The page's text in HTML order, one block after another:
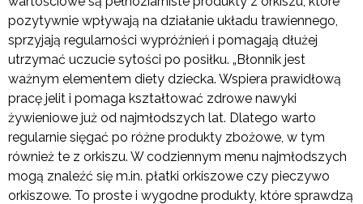
pozytywnie wpływają na działanie układu trawiennego,
sprzyjają regularności wypróżnień i pomagają dłużej
utrzymać uczucie sytości po posiłku. „Błonnik jest
ważnym elementem diety dziecka. Wspiera prawidłową
pracę jelit i pomaga kształtować zdrowe nawyki
żywieniowe już od najmłodszych lat. Dlatego warto
regularnie sięgać po różne produkty zbożowe, w tym
również te z orkiszu. W codziennym menu najmłodszych
mogą znaleźć się m.in. płatki orkiszowe czy pieczywo
orkiszowe. To proste i wygodne produkty, które sprawdzą